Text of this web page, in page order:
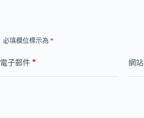
必填欄位標示為 *
電子郵件* 網站